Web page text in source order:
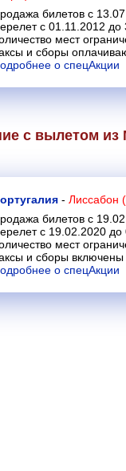
билетов с
с 01.11.2012 до
мест
и сборы
о спецАкции
с вылетом
- Лиссабон
билетов с
с 19.02.2020 до
мест
и сборы включены
о спецАкции